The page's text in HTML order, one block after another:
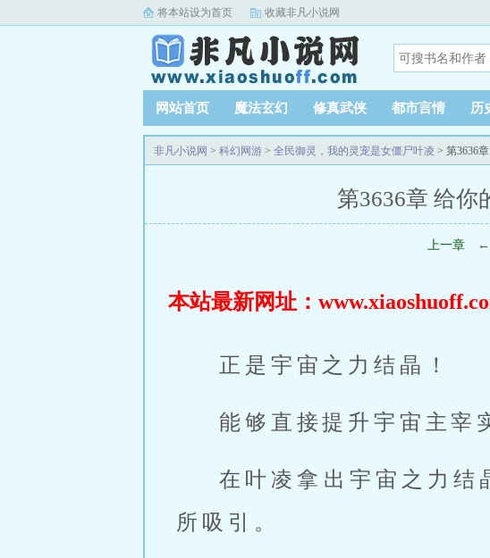
将本站设为首页 收藏非凡小说网
网站首页 魔法玄幻 修真武侠 都市言情 历
非凡小说网 > 科幻网游 > 全民御灵，我的灵宠是女僵尸叶凌 > 第3636
第3636章 给你
上一章 ←
本站最新网址：
正是宇宙之力结晶！
能够直接提升宇宙主宰
在叶凌拿出宇宙之力结
所吸引。